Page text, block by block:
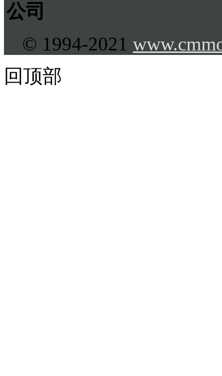
公司
© 1994-2021
回顶部